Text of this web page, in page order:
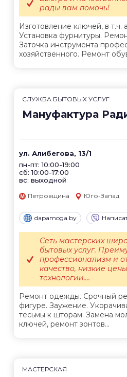
Изготовление ключей, в т.ч.
Установка фурнитуры.
Заточка инструмента
хозяйственного. Ремонт
рады вам помочь!
СЛУЖБА БЫТОВЫХ УСЛУГ
Мануфактура
ул. Алибегова, 13/1
пн-пт: 10:00-19:00
сб: 10:00-17:00
вс: выходной
Петровщина Юго-Запад
dapamoga.by
Ремонт одежды. Срочный
фигуре. Заужение.
тесьмы к шторам. Замена
ключей, ремонт зонтов...
Сеть мастерских
бытовых услуг.
профессионализм и
качество, низкие
технологии....
МАСТЕРСКАЯ